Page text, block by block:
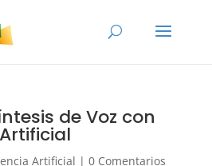
de Voz con
Artificial | 0 Comentarios